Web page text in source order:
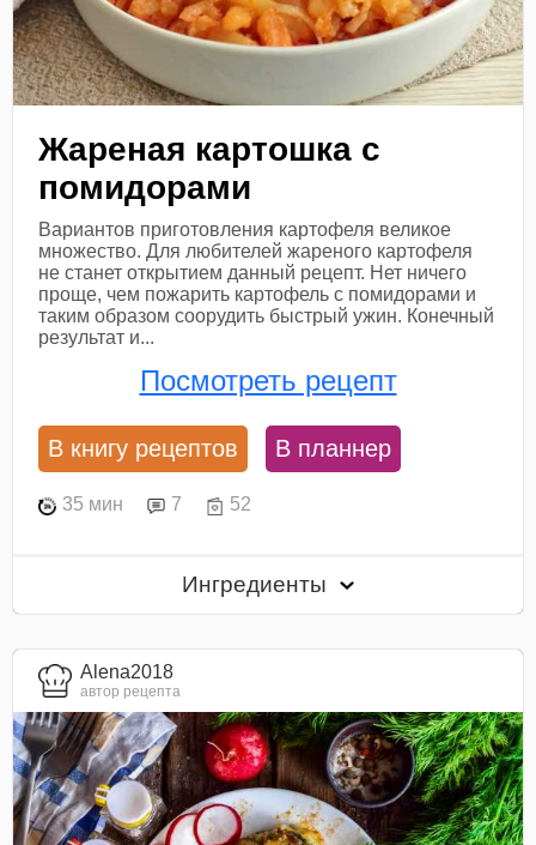
Жареная картошка с
помидорами
Вариантов приготовления картофеля великое
множество. Для любителей жареного картофеля
не станет открытием данный рецепт. Нет ничего
проще, чем пожарить картофель с помидорами и
таким образом соорудить быстрый ужин. Конечный
результат и...
Посмотреть рецепт
В книгу рецептов В планнер
35 мин 7 52
Ингредиенты
Alena2018
автор рецепта